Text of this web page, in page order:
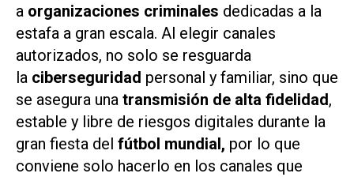
a organizaciones criminales dedicadas a la
estafa a gran escala. Al elegir canales
autorizados, no solo se resguarda
la ciberseguridad personal y familiar, sino que
se asegura una transmisión de alta fidelidad,
estable y libre de riesgos digitales durante la
gran fiesta del fútbol mundial, por lo que
conviene solo hacerlo en los canales que